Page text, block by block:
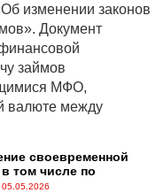
изменении законов
Документ
займов
МФО,
валюте между
своевременной
том числе по
05.05.2026